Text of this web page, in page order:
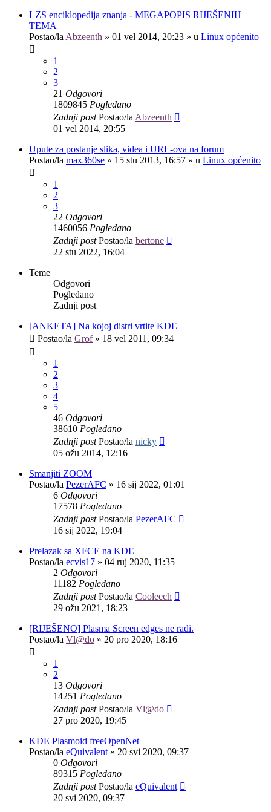
LZS enciklopedija znanja - MEGAPOPIS RIJEŠENIH
TEMA
Postao/la Abzeenth » 01 vel 2014, 20:23 » u Linux općenito
1
2
3
21 Odgovori
1809845 Pogledano
Zadnji postPostao/la Abzeenth
01 vel 2014, 20:55
Upute za postanje slika, videa i URL-ova na forum
Postao/la max360se » 15 stu 2013, 16:57 » u Linux općenito
1
2
3
22 Odgovori
1460056 Pogledano
Zadnji postPostao/la bertone
22 stu 2022, 16:04
Teme
Odgovori
Pogledano
Zadnji post
[ANKETA] Na kojoj distri vrtite KDE
Postao/la Grof» 18 vel 2011, 09:34
1
2
3
4
5
46 Odgovori
38610 Pogledano
Zadnji postPostao/la nicky
05 ožu 2014, 12:16
Smanjiti ZOOM
Postao/la PezerAFC » 16 sij 2022, 01:01
6 Odgovori
17578 Pogledano
Zadnji postPostao/la PezerAFC
16 sij 2022, 19:04
Prelazak sa XFCE na KDE
Postao/la ecvis17 » 04 ruj 2020, 11:35
2 Odgovori
11182 Pogledano
Zadnji postPostao/la Cooleech
29 ožu 2021, 18:23
[RIJEŠENO] Plasma Screen edges ne radi.
Postao/la Vl@do » 20 pro 2020, 18:16
1
2
13 Odgovori
14251 Pogledano
Zadnji postPostao/la Vl@do
27 pro 2020, 19:45
KDE Plasmoid freeOpenNet
Postao/la eQuivalent » 20 svi 2020, 09:37
0 Odgovori
89315 Pogledano
Zadnji postPostao/la eQuivalent
20 svi 2020, 09:37